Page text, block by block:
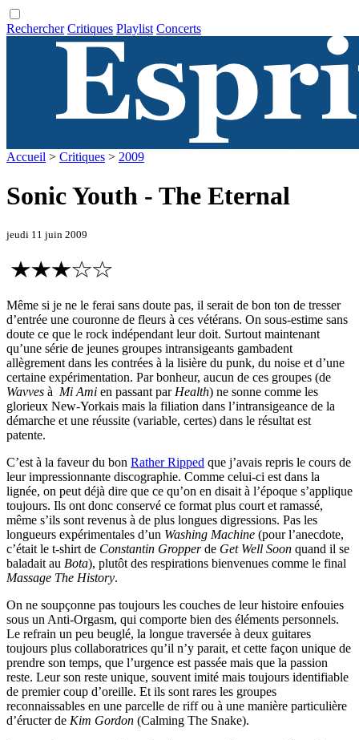
Rechercher Critiques Playlist Concerts
Accueil > Critiques > 2009
Sonic Youth - The Eternal
jeudi 11 juin 2009
Même si je ne le ferai sans doute pas, il serait de bon ton de tresser
d’entrée une couronne de fleurs à ces vétérans. On sous-estime sans
doute ce que le rock indépendant leur doit. Surtout maintenant
qu’une série de jeunes groupes intransigeants gambadent
allègrement dans les contrées à la lisière du punk, du noise et d’une
certaine expérimentation. Par bonheur, aucun de ces groupes (de
Wavves à Mi Ami en passant par Health) ne sonne comme les
glorieux New-Yorkais mais la filiation dans l’intransigeance de la
démarche et une réussite (variable, certes) dans le résultat est
patente.
C’est à la faveur du bon Rather Ripped que j’avais repris le cours de
leur impressionnante discographie. Comme celui-ci est dans la
lignée, on peut déjà dire que ce qu’on en disait à l’époque s’applique
toujours. Ils ont donc conservé ce format plus court et ramassé,
même s’ils sont revenus à de plus longues digressions. Pas les
longueurs expérimentales d’un Washing Machine (pour l’anecdote,
c’était le t-shirt de Constantin Gropperde Get Well Soon quand il se
baladait au Bota), plutôt des respirations bienvenues comme le final
Massage The History.
On ne soupçonne pas toujours les couches de leur histoire enfouies
sous un Anti-Orgasm, qui comporte bien des éléments personnels.
Le refrain un peu beuglé, la longue traversée à deux guitares
toujours plus collaboratrices qu’il n’y parait, et cette façon unique de
prendre son temps, que l’urgence est passée mais que la passion
reste. Leur son reste unique, souvent imité mais toujours identifiable
de premier coup d’oreille. Et ils sont rares les groupes
reconnaissables en une parcelle de riff ou à une manière particulière
d’éructer de Kim Gordon (Calming The Snake).